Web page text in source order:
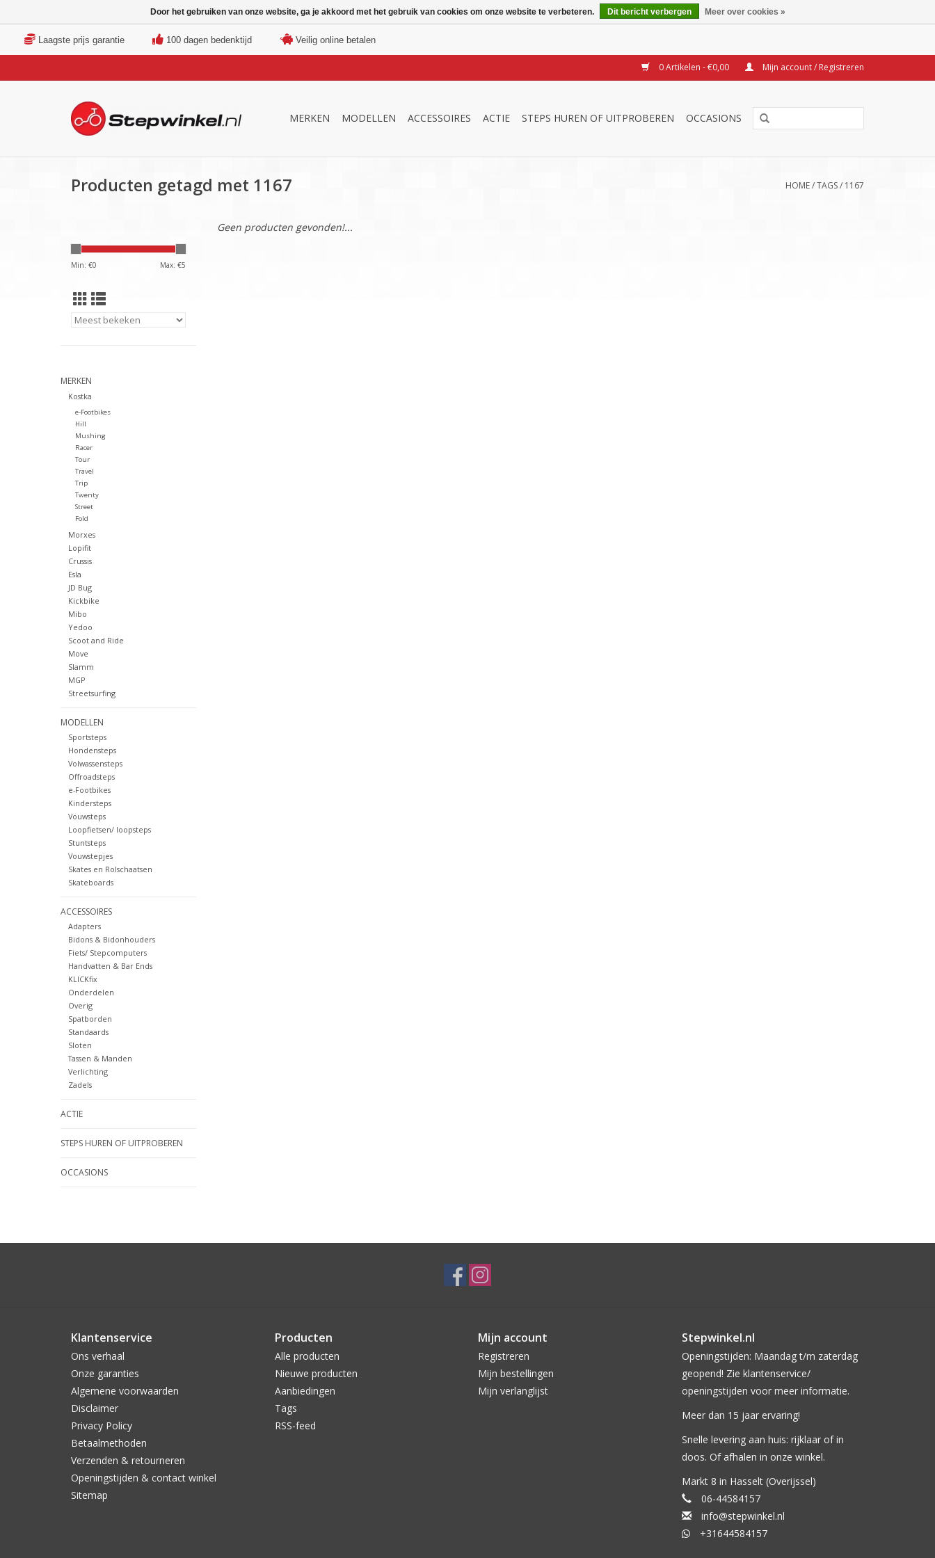
Laagste prijs garantie 100 dagen bedenktijd Veilig online betalen
0 Artikelen - €0,00 Mijn account / Registreren
MERKEN MODELLEN ACCESSOIRES ACTIE STEPS HUREN OF UITPROBEREN OCCASIONS
Producten getagd met 1167 HOME/TAGS/ 1167
Min: €0 Max: €5
MERKEN
Kostka
e-Footbikes
Hill
Mushing
Racer
Tour
Travel
Trip
Twenty
Street
Fold
Morxes
Lopifit
Crussis
Esla
JD Bug
Kickbike
Mibo
Yedoo
Scoot and Ride
Move
Slamm
MGP
Streetsurfing
MODELLEN
Sportsteps
Hondensteps
Volwassensteps
Offroadsteps
e-Footbikes
Kindersteps
Vouwsteps
Loopfietsen/ loopsteps
Stuntsteps
Vouwstepjes
Skates en Rolschaatsen
Skateboards
ACCESSOIRES
Adapters
Bidons & Bidonhouders
Fiets/ Stepcomputers
Handvatten & Bar Ends
KLICKfix
Onderdelen
Overig
Spatborden
Standaards
Sloten
Tassen & Manden
Verlichting
Zadels
ACTIE
STEPS HUREN OF UITPROBEREN
OCCASIONS
Geen producten gevonden!...
Klantenservice
Ons verhaal
Onze garanties
Algemene voorwaarden
Disclaimer
Privacy Policy
Betaalmethoden
Verzenden & retourneren
Openingstijden & contact winkel
Sitemap
Producten
Alle producten
Nieuwe producten
Aanbiedingen
Tags
RSS-feed
Mijn account
Registreren
Mijn bestellingen
Mijn verlanglijst
Stepwinkel.nl
Openingstijden: Maandag t/m zaterdag
geopend! Zie klantenservice/
openingstijden voor meer informatie.
Meer dan 15 jaar ervaring!
Snelle levering aan huis: rijklaar of in
doos. Of afhalen in onze winkel.
Markt 8 in Hasselt (Overijssel)
06-44584157
info@stepwinkel.nl
+31644584157
Door het gebruiken van onze website, ga je akkoord met het gebruik van cookies om onze website te verbeteren. Dit bericht verbergen Meer over cookies »